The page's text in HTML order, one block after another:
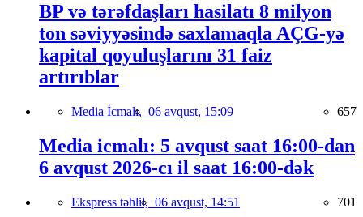
BP və tərəfdaşları hasilatı 8 milyon
ton səviyyəsində saxlamaqla AÇG-yə
kapital qoyuluşlarını 31 faiz
artırıblar
Media İcmalı, 06 avqust, 15:09 657
Media icmalı: 5 avqust saat 16:00-dan
6 avqust 2026-cı il saat 16:00-dək
Ekspress təhlil, 06 avqust, 14:51 701